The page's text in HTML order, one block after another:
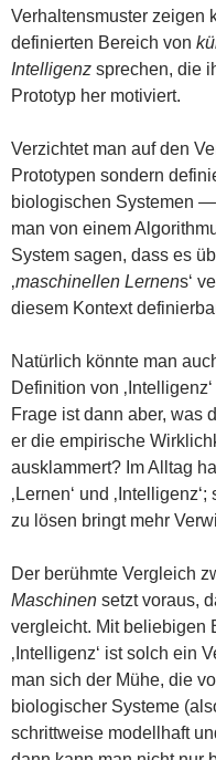
Verhaltensmuster zeigen
definierten Bereich von
Intelligenz sprechen, die
Prototyp her motiviert.
Verzichtet man auf den
Prototypen sondern
biologischen Systemen
man von einem
System sagen, dass es
‚maschinellen Lernens‘
diesem Kontext
Natürlich könnte man
Definition von
Frage ist dann aber, was
er die empirische
ausklammert? Im Alltag
‚Lernen‘ und
zu lösen bringt mehr
Der berühmte Vergleich
Maschinen setzt voraus,
vergleicht. Mit beliebigen
‚Intelligenz‘ ist solch ein
man sich der Mühe, die
biologischer Systeme
schrittweise modellhaft